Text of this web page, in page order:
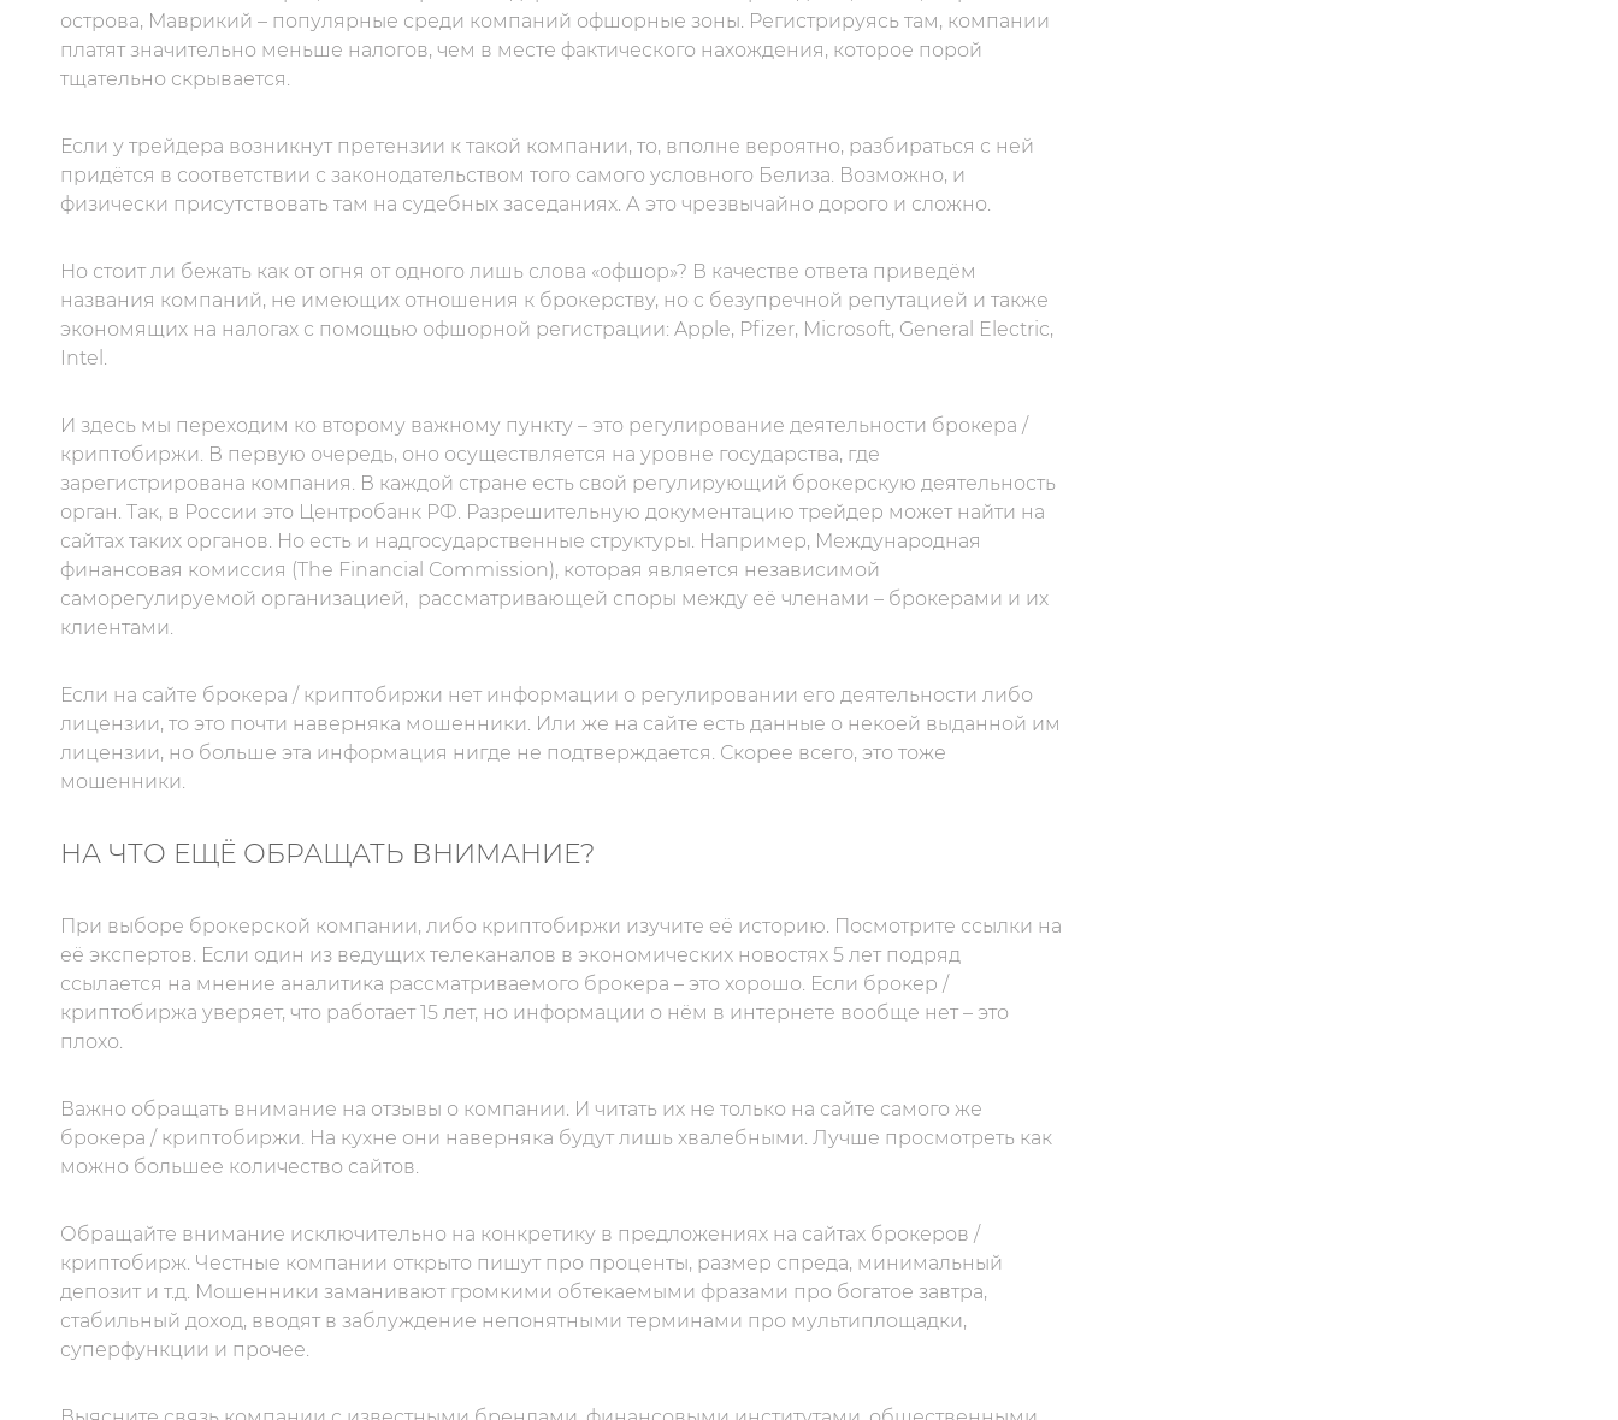
острова, Маврикий – популярные среди компаний офшорные зоны. Регистрируясь там, компании
платят значительно меньше налогов, чем в месте фактического нахождения, которое порой
тщательно скрывается.
Если у трейдера возникнут претензии к такой компании, то, вполне вероятно, разбираться с ней
придётся в соответствии с законодательством того самого условного Белиза. Возможно, и
физически присутствовать там на судебных заседаниях. А это чрезвычайно дорого и сложно.
Но стоит ли бежать как от огня от одного лишь слова «офшор»? В качестве ответа приведём
названия компаний, не имеющих отношения к брокерству, но c безупречной репутацией и также
экономящих на налогах с помощью офшорной регистрации: Apple, Pfizer, Microsoft, General Electric,
Intel.
И здесь мы переходим ко второму важному пункту – это регулирование деятельности брокера /
криптобиржи. В первую очередь, оно осуществляется на уровне государства, где
зарегистрирована компания. В каждой стране есть свой регулирующий брокерскую деятельность
орган. Так, в России это Центробанк РФ. Разрешительную документацию трейдер может найти на
сайтах таких органов. Но есть и надгосударственные структуры. Например, Международная
финансовая комиссия (The Financial Commission), которая является независимой
саморегулируемой организацией, рассматривающей споры между её членами – брокерами и их
клиентами.
Если на сайте брокера / криптобиржи нет информации о регулировании его деятельности либо
лицензии, то это почти наверняка мошенники. Или же на сайте есть данные о некоей выданной им
лицензии, но больше эта информация нигде не подтверждается. Скорее всего, это тоже
мошенники.
НА ЧТО ЕЩЁ ОБРАЩАТЬ ВНИМАНИЕ?
При выборе брокерской компании, либо криптобиржи изучите её историю. Посмотрите ссылки на
её экспертов. Если один из ведущих телеканалов в экономических новостях 5 лет подряд
ссылается на мнение аналитика рассматриваемого брокера – это хорошо. Если брокер /
криптобиржа уверяет, что работает 15 лет, но информации о нём в интернете вообще нет – это
плохо.
Важно обращать внимание на отзывы о компании. И читать их не только на сайте самого же
брокера / криптобиржи. На кухне они наверняка будут лишь хвалебными. Лучше просмотреть как
можно большее количество сайтов.
Обращайте внимание исключительно на конкретику в предложениях на сайтах брокеров /
криптобирж. Честные компании открыто пишут про проценты, размер спреда, минимальный
депозит и т.д. Мошенники заманивают громкими обтекаемыми фразами про богатое завтра,
стабильный доход, вводят в заблуждение непонятными терминами про мультиплощадки,
суперфункции и прочее.